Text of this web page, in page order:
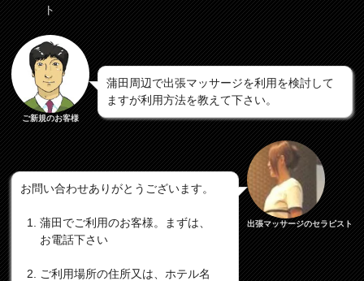
ト
ご新規のお客様
蒲田周辺で出張マッサージを利用を検討して
ますが利用方法を教えて下さい。
お問い合わせありがとうございます。
蒲田でご利用のお客様。まずは、
お電話下さい
ご利用場所の住所又は、ホテル名
出張マッサージのセラピスト